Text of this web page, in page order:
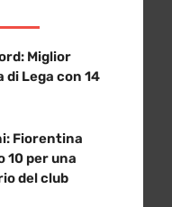
Miglior
di Lega con 14
Fiorentina
10 per una
del club